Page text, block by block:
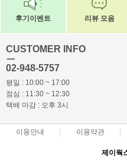
후기이벤트 리뷰 모음
CUSTOMER INFO
ㅡ
02-948-5757
평일 : 10:00 ~ 17:00
점심 : 11:30 ~ 12:30
택배 마감 : 오후 3시
이용안내 이용약관
제이웍